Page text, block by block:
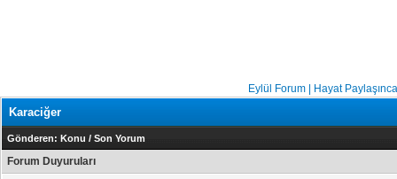
Eylül Forum | Hayat
Karaciğer
Gönderen: Konu / Son Yorum
Forum Duyuruları